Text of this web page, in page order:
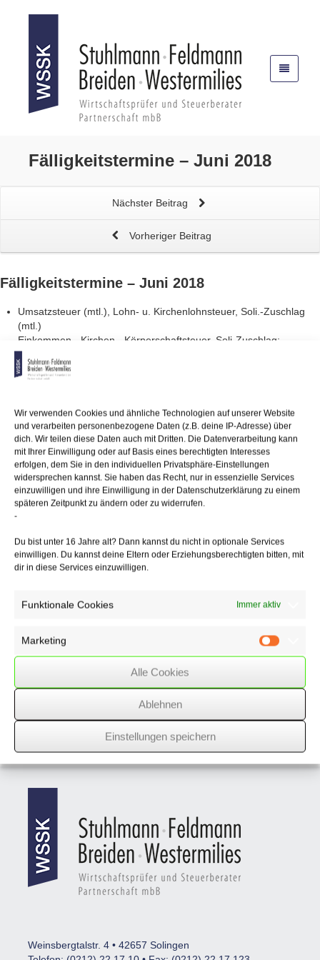
Wir verwenden Cookies und ähnliche Technologien auf unserer Website
und verarbeiten personenbezogene Daten (z.B. deine IP-Adresse) über
dich. Wir teilen diese Daten auch mit Dritten. Die Datenverarbeitung kann
mit Ihrer Einwilligung oder auf Basis eines berechtigten Interesses
erfolgen, dem Sie in den individuellen Privatsphäre-Einstellungen
widersprechen kannst. Sie haben das Recht, nur in essenzielle Services
einzuwilligen und ihre Einwilligung in der Datenschutzerklärung zu einem
späteren Zeitpunkt zu ändern oder zu widerrufen.
-
Du bist unter 16 Jahre alt? Dann kannst du nicht in optionale Services
einwilligen. Du kannst deine Eltern oder Erziehungsberechtigten bitten, mit
dir in diese Services einzuwilligen.
Funktionale Cookies Immer aktiv
Marketing
Alle Cookies
Ablehnen
Einstellungen speichern
Fälligkeitstermine – Juni 2018
Nächster Beitrag
Vorheriger Beitrag
Fälligkeitstermine – Juni 2018
Umsatzsteuer (mtl.), Lohn- u. Kirchenlohnsteuer, Soli.-Zuschlag
(mtl.)
Einkommen-, Kirchen-, Körperschaftsteuer, Soli-Zuschlag:
11.6.2018
Sozialversicherungsbeiträge:
12/06/2018 / WSSK
Überden Autor
wssk-admin
Inflationsausgleichsprämie
Fälligkeitstermine – Juni 2017
Sonderkündigungsrecht in einemGewerberaummietvertrag
Nächster Beitrag
Vorheriger Beitrag
Weinsbergtalstr. 4 • 42657 Solingen